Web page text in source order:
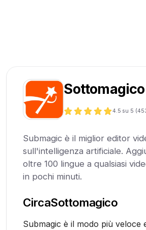
Sottomagico
4.5 su 5 (
Submagic è il miglior editor
sull'intelligenza artificiale.
oltre 100 lingue a qualsiasi
in pochi minuti.
CircaSottomagico
Submagic è il modo più veloce